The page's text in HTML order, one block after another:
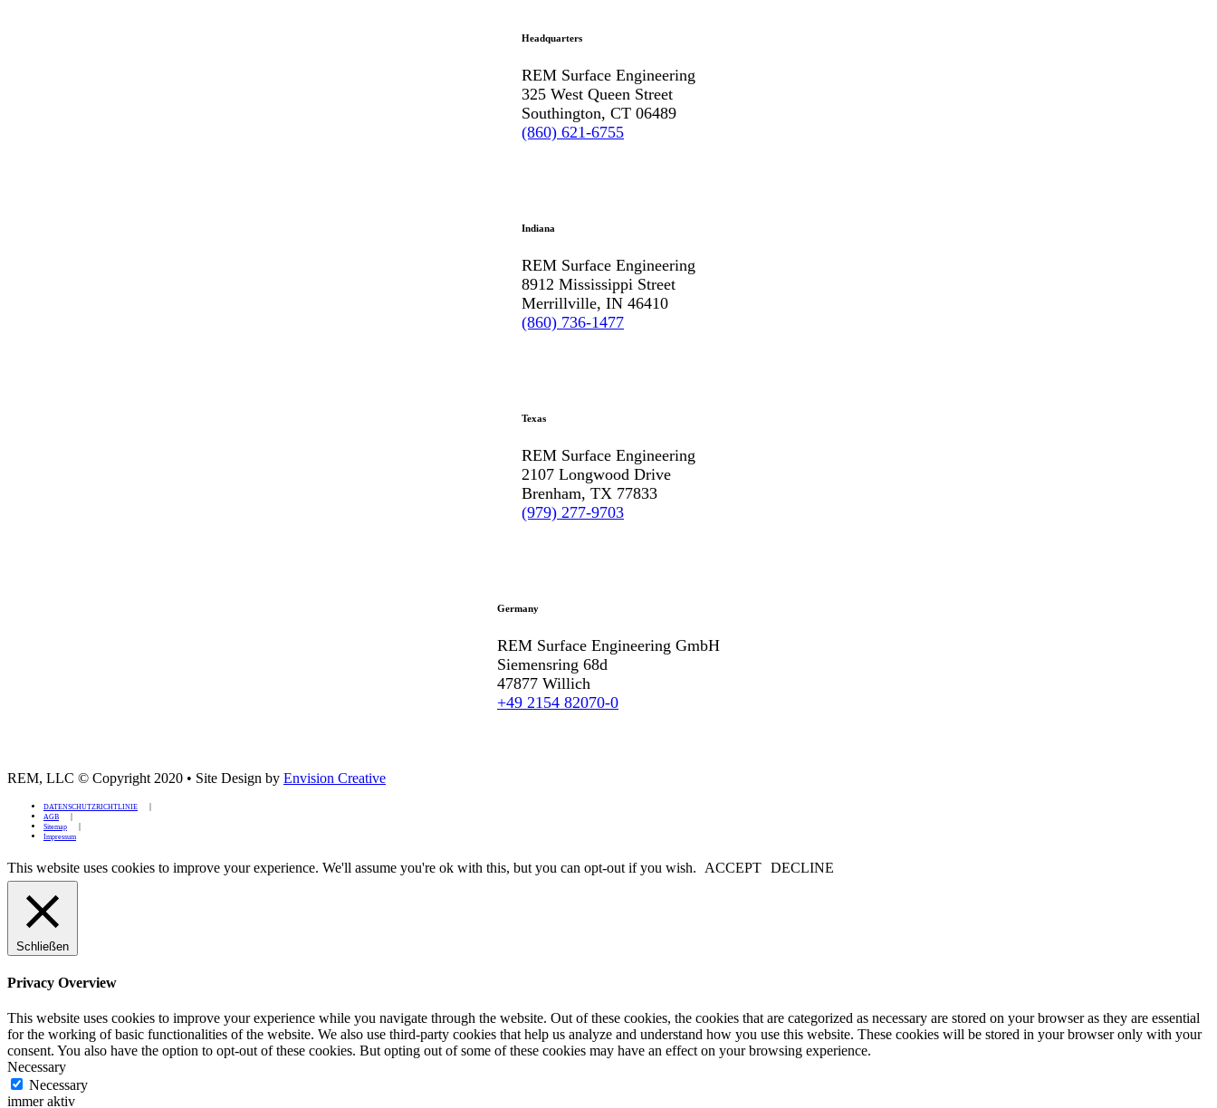
Headquarters
REM Surface Engineering
325 West Queen Street
Southington, CT 06489
(860) 621-6755
Indiana
REM Surface Engineering
8912 Mississippi Street
Merrillville, IN 46410
(860) 736-1477
Texas
REM Surface Engineering
2107 Longwood Drive
Brenham, TX 77833
(979) 277-9703
Germany
REM Surface Engineering GmbH
Siemensring 68d
47877 Willich
+49 2154 82070-0
REM, LLC © Copyright 2020 • Site Design by Envision Creative
DATENSCHUTZRICHTLINIE
AGB
Sitemap
Impressum
This website uses cookies to improve your experience. We'll assume you're ok with this, but you can opt-out if you wish. ACCEPT DECLINE
Schließen
Privacy Overview
This website uses cookies to improve your experience while you navigate through the website. Out of these cookies, the cookies that are categorized as necessary are stored on your browser as they are essential
for the working of basic functionalities of the website. We also use third-party cookies that help us analyze and understand how you use this website. These cookies will be stored in your browser only with your
consent. You also have the option to opt-out of these cookies. But opting out of some of these cookies may have an effect on your browsing experience.
Necessary
Necessary
immer aktiv